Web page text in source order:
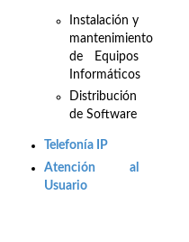
Instalación y
mantenimiento
de Equipos
Informáticos
Distribución
de Software
Telefonía IP
Atención al
Usuario